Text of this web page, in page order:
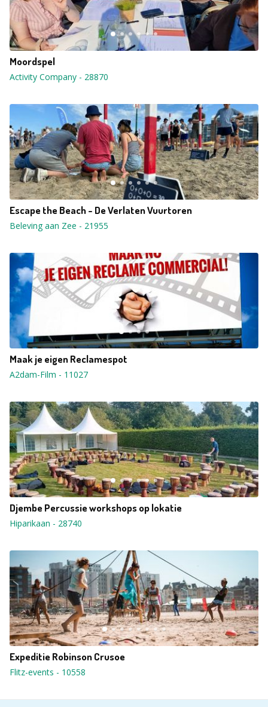
Moordspel
Activity Company - 28870
Escape the Beach - De Verlaten Vuurtoren
Beleving aan Zee - 21955
Maak je eigen Reclamespot
A2dam-Film - 11027
Djembe Percussie workshops op lokatie
Hiparikaan - 28740
Expeditie Robinson Crusoe
Flitz-events - 10558